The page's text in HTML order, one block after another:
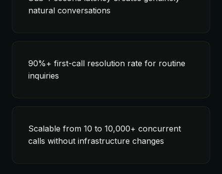
natural conversations
90%+ first-call resolution rate for routine
inquiries
Scalable from 10 to 10,000+ concurrent
calls without infrastructure changes